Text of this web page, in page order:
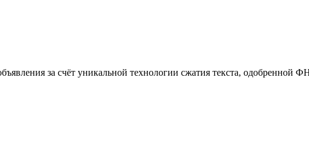
за счёт уникальной технологии сжатия текста, одобренной